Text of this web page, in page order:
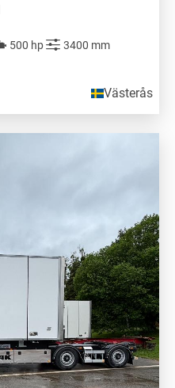
500 hp 3400 mm
Västerås